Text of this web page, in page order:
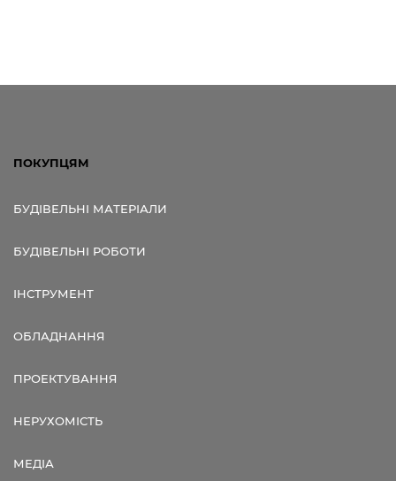
ПОКУПЦЯМ
БУДІВЕЛЬНІ МАТЕРІАЛИ
БУДІВЕЛЬНІ РОБОТИ
ІНСТРУМЕНТ
ОБЛАДНАННЯ
ПРОЕКТУВАННЯ
НЕРУХОМІСТЬ
МЕДІА